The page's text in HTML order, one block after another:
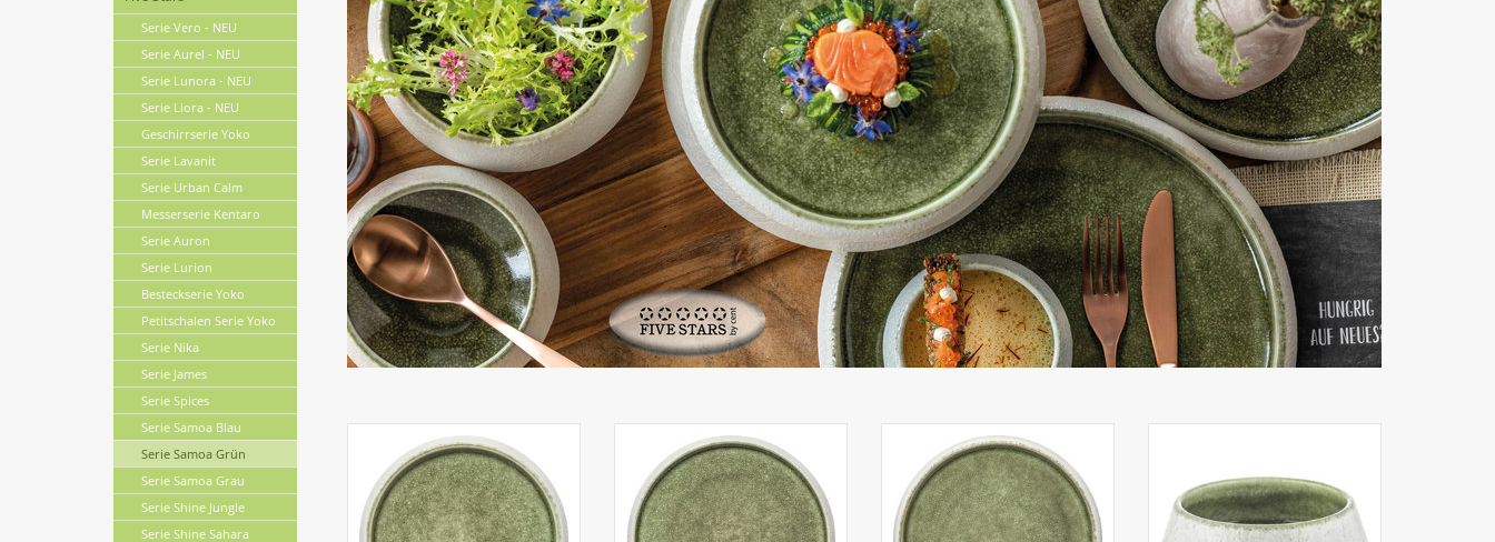
Serie Vero - NEU
Serie Aurel - NEU
Serie Lunora - NEU
Serie Liora - NEU
Geschirrserie Yoko
Serie Lavanit
Serie Urban Calm
Messerserie Kentaro
Serie Auron
Serie Lurion
Besteckserie Yoko
Petitschalen Serie Yoko
Serie Nika
Serie James
Serie Spices
Serie Samoa Blau
Serie Samoa Grün
Serie Samoa Grau
Serie Shine Jungle
Serie Shine Sahara